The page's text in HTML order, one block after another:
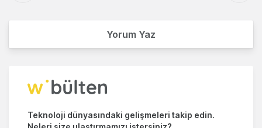
Yorum Yaz
Teknoloji dünyasındaki gelişmeleri takip edin.